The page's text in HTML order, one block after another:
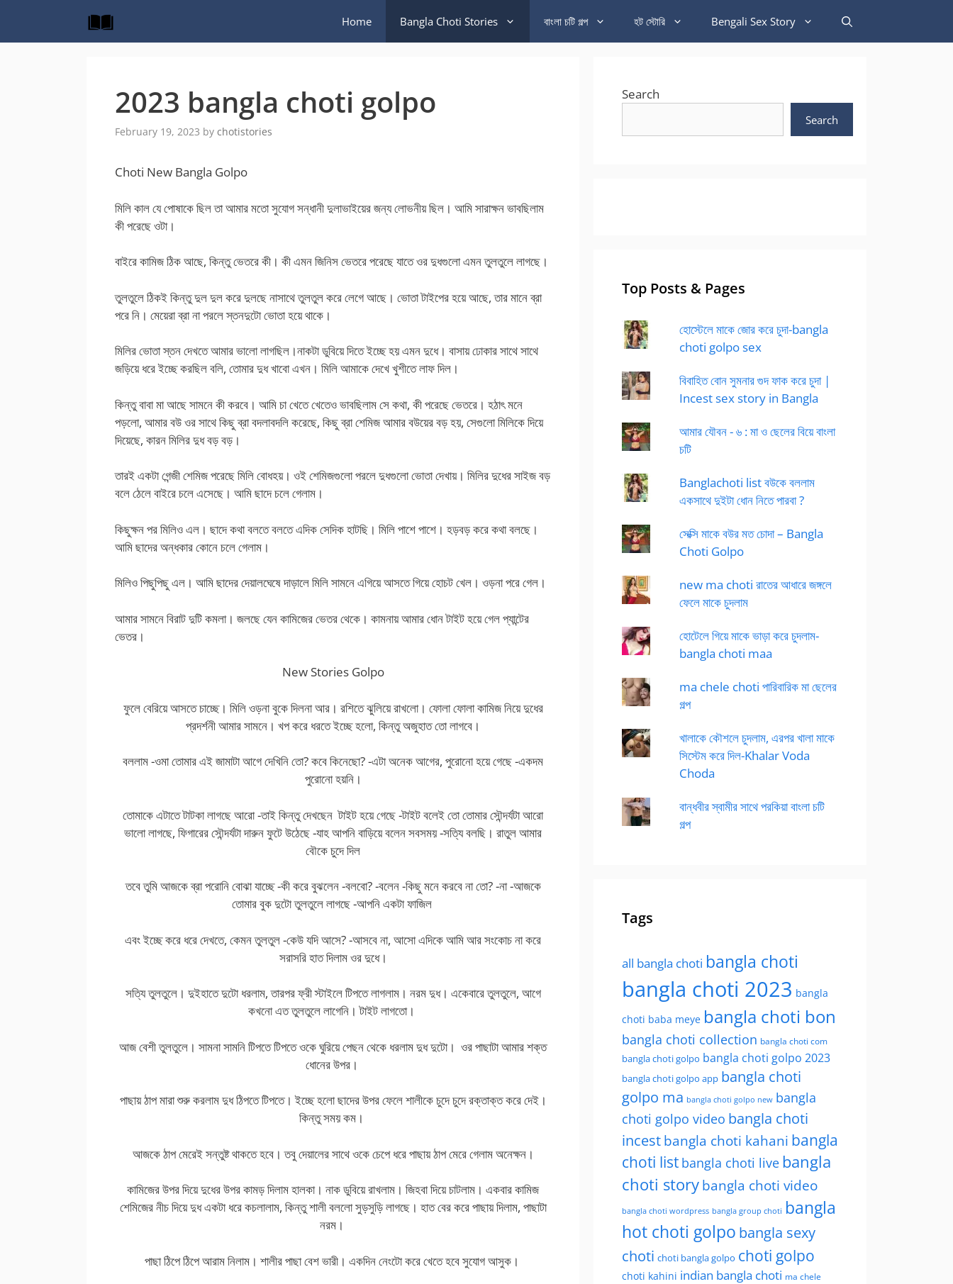
content
Home Bangla Choti Stories বাংলা চটি গল্প হট স্টোরি Bengali Sex Story
2023 bangla choti golpo
February 19, 2023 by chotistories
Choti New Bangla Golpo
মিলি কাল যে পোষাকে ছিল তা আমার মতো সুযোগ সন্ধানী দুলাভাইয়ের জন্য লোভনীয় ছিল। আমি সারাক্ষন ভাবছিলাম
কী পরেছে ওটা।
বাইরে কামিজ ঠিক আছে, কিন্তু ভেতরে কী। কী এমন জিনিস ভেতরে পরেছে যাতে ওর দুধগুলো এমন তুলতুলে লাগছে।
তুলতুলে ঠিকই কিন্তু দুল দুল করে দুলছে নাসাথে তুলতুল করে লেগে আছে। ভোতা টাইপের হয়ে আছে, তার মানে ব্রা
পরে নি। মেয়েরা ব্রা না পরলে স্তনদুটো ভোতা হয়ে থাকে।
মিলির ভোতা স্তন দেখতে আমার ভালো লাগছিল।নাকটা ডুবিয়ে দিতে ইচ্ছে হয় এমন দুধে। বাসায় ঢোকার সাথে সাথে
জড়িয়ে ধরে ইচ্ছে করছিল বলি, তোমার দুধ খাবো এখন। মিলি আমাকে দেখে খুশীতে লাফ দিল।
কিন্তু বাবা মা আছে সামনে কী করবে। আমি চা খেতে খেতেও ভাবছিলাম সে কথা, কী পরেছে ভেতরে। হঠাৎ মনে
পড়লো, আমার বউ ওর সাথে কিছু ব্রা বদলাবদলি করেছে, কিছু ব্রা শেমিজ আমার বউয়ের বড় হয়, সেগুলো মিলিকে দিয়ে
দিয়েছে, কারন মিলির দুধ বড় বড়।
তারই একটা গেন্জী শেমিজ পরেছে মিলি বোধহয়। ওই শেমিজগুলো পরলে দুধগুলো ভোতা দেখায়। মিলির দুধের সাইজ বড়
বলে ঠেলে বাইরে চলে এসেছে। আমি ছাদে চলে গেলাম।
কিছুক্ষন পর মিলিও এল। ছাদে কথা বলতে বলতে এদিক সেদিক হাটছি। মিলি পাশে পাশে। হড়বড় করে কথা বলছে।
আমি ছাদের অন্ধকার কোনে চলে গেলাম।
মিলিও পিছুপিছু এল। আমি ছাদের দেয়ালঘেষে দাড়ালে মিলি সামনে এগিয়ে আসতে গিয়ে হোচট খেল। ওড়না পরে গেল।
আমার সামনে বিরাট দুটি কমলা। জলছে যেন কামিজের ভেতর থেকে। কামনায় আমার ধোন টাইট হয়ে গেল প্যান্টের
ভেতর।
New Stories Golpo
ফুলে বেরিয়ে আসতে চাচ্ছে। মিলি ওড়না বুকে দিলনা আর। রশিতে ঝুলিয়ে রাখলো। ফোলা ফোলা কামিজ নিয়ে দুধের
প্রদর্শনী আমার সামনে। খপ করে ধরতে ইচ্ছে হলো, কিন্তু অজুহাত তো লাগবে।
বললাম -ওমা তোমার এই জামাটা আগে দেখিনি তো? কবে কিনেছো? -এটা অনেক আগের, পুরোনো হয়ে গেছে -একদম
পুরোনো হয়নি।
তোমাকে এটাতে টাটকা লাগছে আরো -তাই কিন্তু দেখছেন টাইট হয়ে গেছে -টাইট বলেই তো তোমার সৌন্দর্যটা আরো
ভালো লাগছে, ফিগারের সৌন্দর্যটা দারুন ফুটে উঠেছে -যাহ আপনি বাড়িয়ে বলেন সবসময় -সত্যি বলছি। রাতুল আমার
বৌকে চুদে দিল
তবে তুমি আজকে ব্রা পরোনি বোঝা যাচ্ছে -কী করে বুঝলেন -বলবো? -বলেন -কিছু মনে করবে না তো? -না -আজকে
তোমার বুক দুটো তুলতুলে লাগছে -আপনি একটা ফাজিল
এবং ইচ্ছে করে ধরে দেখতে, কেমন তুলতুল -কেউ যদি আসে? -আসবে না, আসো এদিকে আমি আর সংকোচ না করে
সরাসরি হাত দিলাম ওর দুধে।
সত্যি তুলতুলে। দুইহাতে দুটো ধরলাম, তারপর ফ্রী স্টাইলে টিপতে লাগলাম। নরম দুধ। একেবারে তুলতুলে, আগে
কখনো এত তুলতুলে লাগেনি। টাইট লাগতো।
আজ বেশী তুলতুলে। সামনা সামনি টিপতে টিপতে ওকে ঘুরিয়ে পেছন থেকে ধরলাম দুধ দুটো। ওর পাছাটা আমার শক্ত
ধোনের উপর।
পাছায় ঠাপ মারা শুরু করলাম দুধ ঠিপতে টিপতে। ইচ্ছে হলো ছাদের উপর ফেলে শালীকে চুদে চুদে রক্তাক্ত করে দেই।
কিন্তু সময় কম।
আজকে ঠাপ মেরেই সন্তুষ্ট থাকতে হবে। তবু দেয়ালের সাথে ওকে চেপে ধরে পাছায় ঠাপ মেরে গেলাম অনেক্ষন।
কামিজের উপর দিয়ে দুধের উপর কামড় দিলাম হালকা। নাক ডুবিয়ে রাখলাম। জিহবা দিয়ে চাটলাম। একবার কামিজ
শেমিজের নীচ দিয়ে দুধ একটা ধরে কচলালাম, কিন্তু শালী বললো সুড়সুড়ি লাগছে। হাত বের করে পাছায় দিলাম, পাছাটা
নরম।
পাছা ঠিপে ঠিপে আরাম নিলাম। শালীর পাছা বেশ ভারী। একদিন নেংটো করে খেতে হবে সুযোগ আসুক।
Search
Search
Top Posts & Pages
হোস্টেলে মাকে জোর করে চুদা-bangla
choti golpo sex
বিবাহিত বোন সুমনার গুদ ফাক করে চুদা |
Incest sex story in Bangla
আমার যৌবন - ৬ : মা ও ছেলের বিয়ে বাংলা
চটি
Banglachoti list বউকে বললাম
একসাথে দুইটা ধোন নিতে পারবা ?
সেক্সি মাকে বউর মত চোদা – Bangla
Choti Golpo
new ma choti রাতের আধারে জঙ্গলে
ফেলে মাকে চুদলাম
হোটেলে গিয়ে মাকে ভাড়া করে চুদলাম-
bangla choti maa
ma chele choti পারিবারিক মা ছেলের
গল্প
খালাকে কৌশলে চুদলাম, এরপর খালা মাকে
সিস্টেম করে দিল-Khalar Voda
Choda
বান্ধবীর স্বামীর সাথে পরকিয়া বাংলা চটি
গল্প
Tags
all bangla choti bangla choti
bangla choti 2023 bangla
choti baba meye bangla choti bon
bangla choti collection bangla choti com
bangla choti golpo bangla choti golpo 2023
bangla choti golpo app bangla choti
golpo ma bangla choti golpo new bangla
choti golpo video bangla choti
incestbangla choti kahani bangla
choti list bangla choti live bangla
choti storybangla choti video
bangla choti wordpress bangla group choti bangla
hot choti golpo bangla sexy
choti choti bangla golpo choti golpo
choti kahini indian bangla choti ma chele